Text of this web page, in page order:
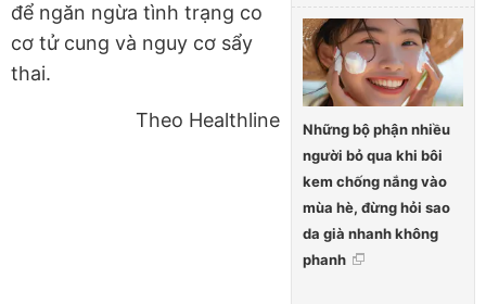
Những bộ phận nhiều
người bỏ qua khi bôi
kem chống nắng vào
mùa hè, đừng hỏi sao
da già nhanh không
phanh
để ngăn ngừa tình trạng co
cơ tử cung và nguy cơ sẩy
thai.
Theo Healthline